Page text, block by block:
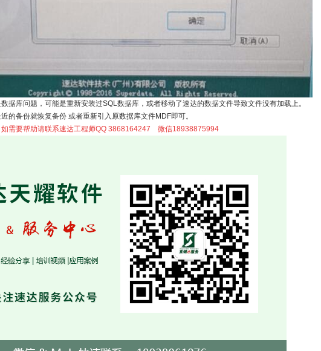
据库问题，可能是重新安装过SQL数据库，或者移动了速达的数据文件导致文件没有加载上。
的备份就恢复备份 或者重新引入原数据库文件MDF即可。
如需要帮助请联系速达工程师QQ 3868164247 微信18938875994